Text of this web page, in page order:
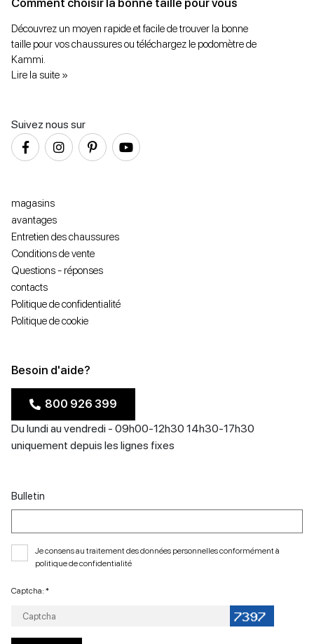
Comment choisir la bonne taille pour vous
Découvrez un moyen rapide et facile de trouver la bonne
taille pour vos chaussures ou téléchargez le podomètre de
Kammi.
Lire la suite »
Suivez nous sur
magasins
avantages
Entretien des chaussures
Conditions de vente
Questions - réponses
contacts
Politique de confidentialité
Politique de cookie
Besoin d'aide?
800 926 399
Du lundi au vendredi - 09h00-12h30 14h30-17h30
uniquement depuis les lignes fixes
Bulletin
Je consens au traitement des données personnelles conformément à
politique de confidentialité
Captcha: *